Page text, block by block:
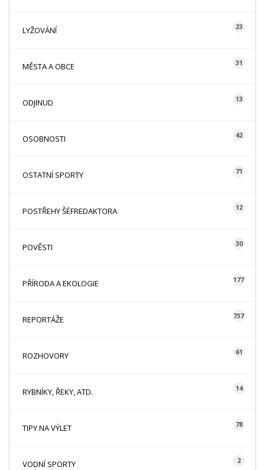
LYŽOVÁNÍ 23
MĚSTA A OBCE 31
ODJINUD 13
OSOBNOSTI 42
OSTATNÍ SPORTY 71
POSTŘEHY ŠÉFREDAKTORA 12
POVĚSTI 30
PŘÍRODA A EKOLOGIE 177
REPORTÁŽE 737
ROZHOVORY 61
RYBNÍKY, ŘEKY, ATD. 14
TIPY NA VÝLET 78
VODNÍ SPORTY 2